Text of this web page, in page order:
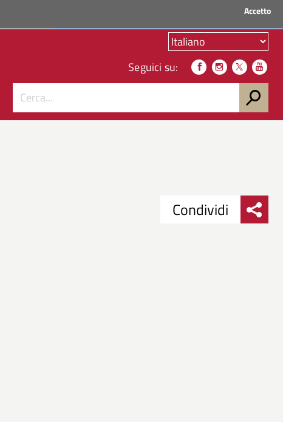
Accetto
Seguici su:
Condividi